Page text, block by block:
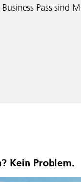
Pass sind
Kein Problem.